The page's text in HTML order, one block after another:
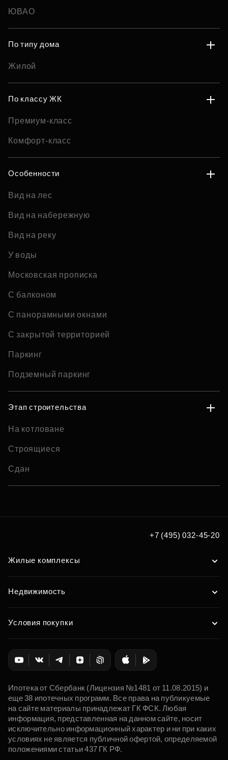
ЮВАО
По типу дома
Жилой
По классу ЖК
Премиум-класс
Комфорт-класс
Особенности
Вид на лес
Вид на набережную
Вид на реку
У воды
Московская прописка
С балконом
С панорамными окнами
С закрытой территорией
Паркинг
Подземный паркинг
Этап строительства
На котловане
Строящиеся
Сдан
+7 (495) 032-45-20
Жилые комплексы
Недвижимость
Условия покупки
Ипотека от Сбербанк (Лицензия №1481 от 11.08.2015) и
еще 38 ипотечных программ. Все права на публикуемые
на сайте материалы принадлежат ГК ФСК. Любая
информация, представленная на данном сайте, носит
исключительно информационный характер и ни при каких
условиях не является публичной офертой, определяемой
положениями статьи 437 ГК РФ.